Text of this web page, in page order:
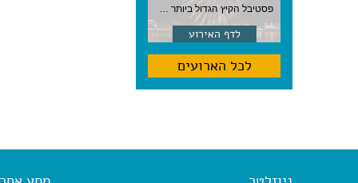
פסטיבל הקיץ הגדול ביותר בהמבורג, סוף אוגוסט, גרמניה
לדף האירוע
לכל הארועים